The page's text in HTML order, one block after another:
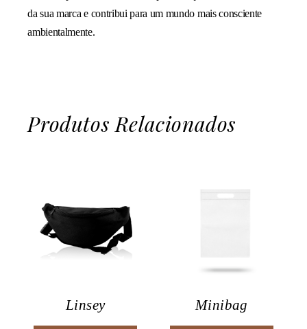
da sua marca e contribui para um mundo mais consciente
ambientalmente.
Produtos Relacionados
Linsey Minibag